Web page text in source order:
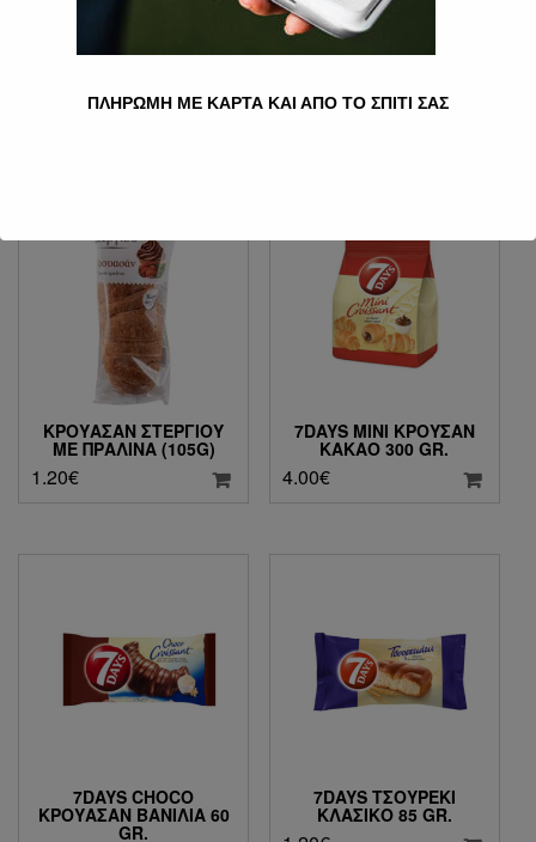
Προσθήκη στο καλάθι
ΚΡΟΥΑΣΆΝ ΣΤΕΡΓΙΟΥ
ΜΕ ΠΡΑΛΊΝΑ (105G)
1.20€
7DAYS ΜΊΝΙ ΚΡΟΥΣΆΝ
ΚΑΚΆΟ 300 GR.
4.00€
7DAYS CHOCO
ΚΡΟΥΑΣΆΝ ΒΑΝΊΛΙΑ 60
GR.
7DAYS ΤΣΟΥΡΈΚΙ
ΚΛΑΣΙΚΌ 85 GR.
ΠΛΗΡΩΜΗ ΜΕ ΚΑΡΤΑ ΚΑΙ ΑΠΟ ΤΟ ΣΠΙΤΙ ΣΑΣ